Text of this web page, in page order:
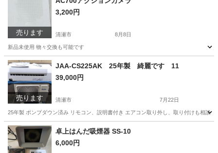
売ります
3,200円
清瀬市 8月8日
新品未使用 物々交換も可能です
東京 清瀬市 映像プレーヤー、レコーダー アクションカメラ
売ります
JAA-CS225AK 25年製 綺麗です 11
39,000円
清瀬市 7月22日
25年製 ポンプダウン済み リモコン、説明書付き エアコン取り外し、取り付けも相談く
東京 清瀬市 季節、空調家電
卓上はんだ吸煙器 SS-10
6,000円